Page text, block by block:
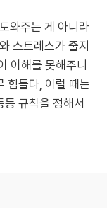
와주는 게 아니라
스트레스가 줄지
이해를 못해주니
힘들다, 이럴 때는
규칙을 정해서